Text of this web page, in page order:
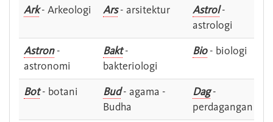
Ark- Arkeologi Ars- arsitektur Astrol-
astrologi
Astron-
astronomi
Bakt-
bakteriologi
Bio- biologi
Bot- botani Bud- agama -
Budha
Dag-
perdagangan